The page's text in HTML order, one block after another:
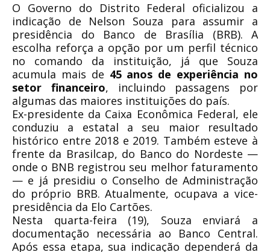
O Governo do Distrito Federal oficializou a
indicação de Nelson Souza para assumir a
presidência do Banco de Brasília (BRB). A
escolha reforça a opção por um perfil técnico
no comando da instituição, já que Souza
acumula mais de 45 anos de experiência no
setor financeiro, incluindo passagens por
algumas das maiores instituições do país.
Ex-presidente da Caixa Econômica Federal, ele
conduziu a estatal a seu maior resultado
histórico entre 2018 e 2019. Também esteve à
frente da Brasilcap, do Banco do Nordeste —
onde o BNB registrou seu melhor faturamento
— e já presidiu o Conselho de Administração
do próprio BRB. Atualmente, ocupava a vice-
presidência da Elo Cartões.
Nesta quarta-feira (19), Souza enviará a
documentação necessária ao Banco Central.
Após essa etapa, sua indicação dependerá da